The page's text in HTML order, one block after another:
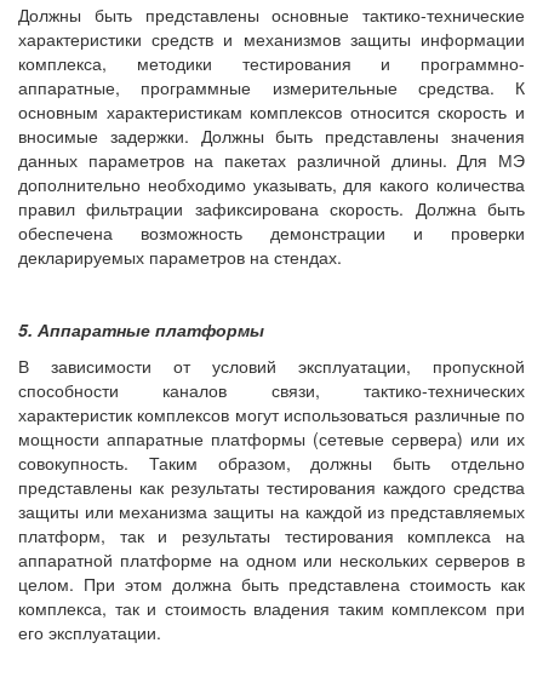
Должны быть представлены основные тактико-технические
характеристики средств и механизмов защиты информации
комплекса, методики тестирования и программно-
аппаратные, программные измерительные средства. К
основным характеристикам комплексов относится скорость и
вносимые задержки. Должны быть представлены значения
данных параметров на пакетах различной длины. Для МЭ
дополнительно необходимо указывать, для какого количества
правил фильтрации зафиксирована скорость. Должна быть
обеспечена возможность демонстрации и проверки
декларируемых параметров на стендах.
5. Аппаратные платформы
В зависимости от условий эксплуатации, пропускной
способности каналов связи, тактико-технических
характеристик комплексов могут использоваться различные по
мощности аппаратные платформы (сетевые сервера) или их
совокупность. Таким образом, должны быть отдельно
представлены как результаты тестирования каждого средства
защиты или механизма защиты на каждой из представляемых
платформ, так и результаты тестирования комплекса на
аппаратной платформе на одном или нескольких серверов в
целом. При этом должна быть представлена стоимость как
комплекса, так и стоимость владения таким комплексом при
его эксплуатации.